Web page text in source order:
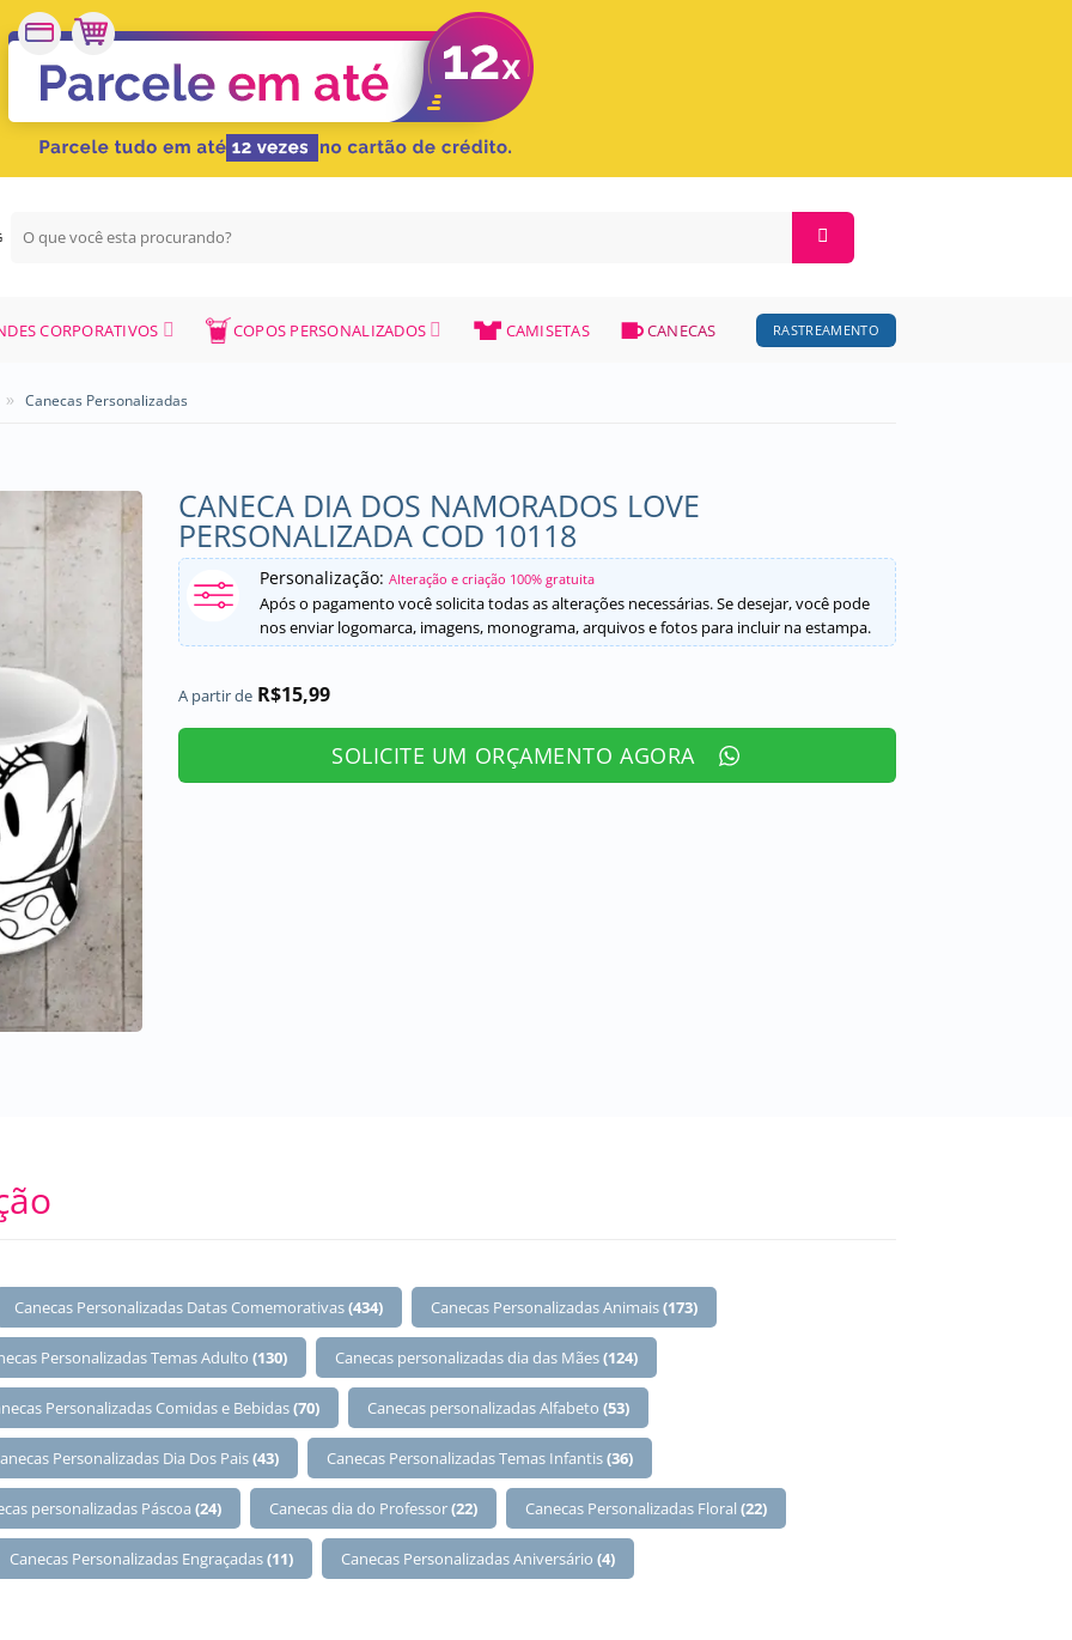
por:
CORPORATIVOS COPOS PERSONALIZADOS CAMISETAS CANECAS RASTREAMENTO
» Canecas Personalizadas
CANECA DIA DOS NAMORADOS LOVE
PERSONALIZADA COD 10118
Personalização: Alteração e criação 100% gratuita
Após o pagamento você solicita todas as alterações necessárias. Se desejar, você pode
nos enviar logomarca, imagens, monograma, arquivos e fotos para incluir na estampa.
A partir de R$15,99
SOLICITE UM ORÇAMENTO AGORA
Canecas Personalizadas Datas Comemorativas(434) Canecas Personalizadas Animais(173)
Personalizadas Temas Adulto (130) Canecas personalizadas dia das Mães(124)
Personalizadas Comidas e Bebidas(70) Canecas personalizadas Alfabeto (53)
Personalizadas Dia Dos Pais(43) Canecas Personalizadas Temas Infantis(36)
personalizadas Páscoa (24) Canecas dia do Professor(22) Canecas Personalizadas Floral (22)
Canecas Personalizadas Engraçadas(11) Canecas Personalizadas Aniversário (4)